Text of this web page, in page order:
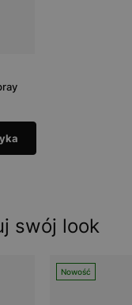
swój look
Nowość